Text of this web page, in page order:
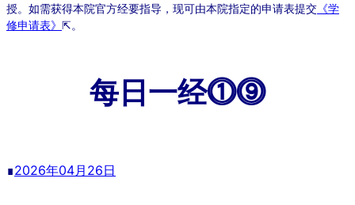
授。如需获得本院官方经要指导，现可由本院指定的申请表提交 《学
修申请表》 ⇱。
每日一经⓵⓽
∎2026年04月26日